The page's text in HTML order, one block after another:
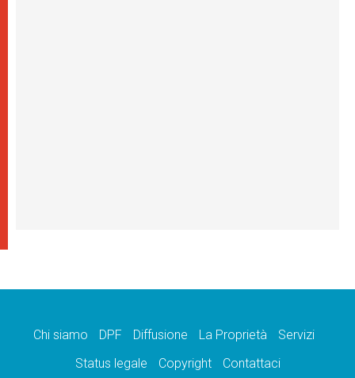
Chi siamo DPF Diffusione La Proprietà
Servizi
Status legale
Copyright Contattaci